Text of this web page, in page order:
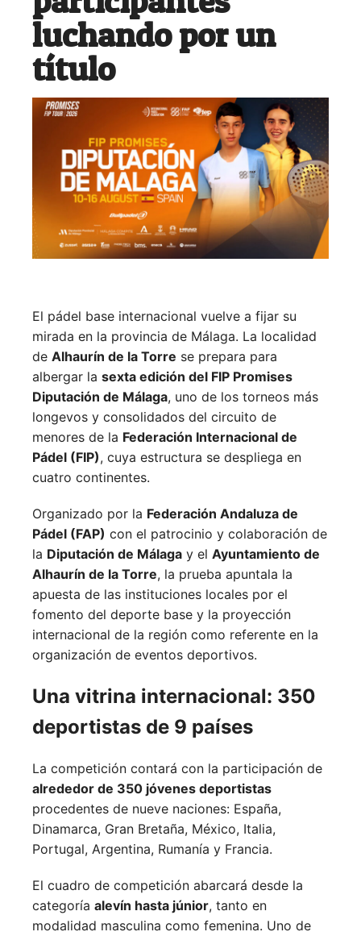
luchando por un
título
El pádel base internacional vuelve a fijar su
mirada en la provincia de Málaga. La localidad
de Alhaurín de la Torre se prepara para
albergar la sexta edición del FIP Promises
Diputación de Málaga, uno de los torneos más
longevos y consolidados del circuito de
menores de la Federación Internacional de
Pádel (FIP), cuya estructura se despliega en
cuatro continentes.
Organizado por la Federación Andaluza de
Pádel (FAP) con el patrocinio y colaboración de
la Diputación de Málaga y el Ayuntamiento de
Alhaurín de la Torre, la prueba apuntala la
apuesta de las instituciones locales por el
fomento del deporte base y la proyección
internacional de la región como referente en la
organización de eventos deportivos.
Una vitrina internacional: 350
deportistas de 9 países
La competición contará con la participación de
alrededor de 350 jóvenes deportistas
procedentes de nueve naciones: España,
Dinamarca, Gran Bretaña, México, Italia,
Portugal, Argentina, Rumanía y Francia.
El cuadro de competición abarcará desde la
categoría alevín hasta júnior, tanto en
modalidad masculina como femenina. Uno de